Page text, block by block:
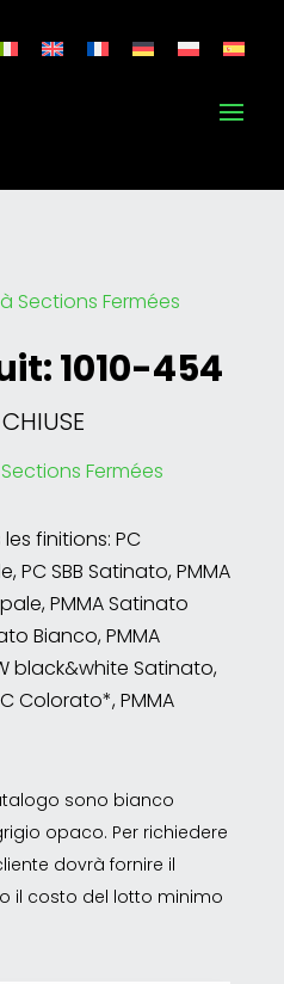
Sections Fermées
1010-454
Fermées
finitions: PC
PC SBB Satinato, PMMA
PMMA Satinato
Bianco, PMMA
black&white Satinato,
Colorato*, PMMA
sono bianco
opaco. Per richiedere
dovrà fornire il
il costo del lotto minimo